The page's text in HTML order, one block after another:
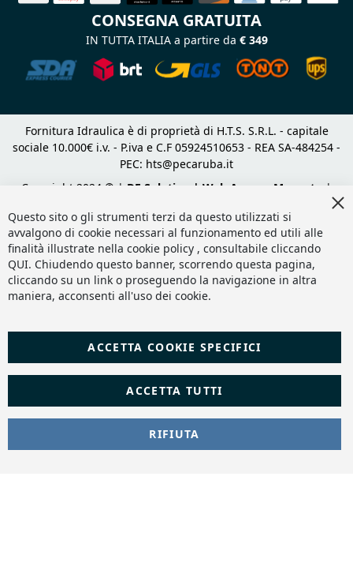
CONSEGNA GRATUITA
IN TUTTA ITALIA a partire da € 349
Fornitura Idraulica è di proprietà di H.T.S. S.R.L. - capitale
sociale 10.000€ i.v. - P.iva e C.F 05924510653 - REA SA-484254 -
PEC: hts@pecaruba.it
Copyright 2024 © | DF Solution | Web Agency Magento
|
Questo sito o gli strumenti terzi da questo utilizzati si
avvalgono di cookie necessari al funzionamento ed utili alle
finalità illustrate nella cookie policy , consultabile cliccando
QUI. Chiudendo questo banner, scorrendo questa pagina,
cliccando su un link o proseguendo la navigazione in altra
maniera, acconsenti all'uso dei cookie.
ACCETTA TUTTI
ACCETTA COOKIE SPECIFICI
RIFIUTA